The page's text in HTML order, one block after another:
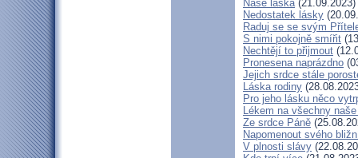
Naše láska(21.09.2023)
Nedostatek lásky
Raduj se se svým
S nimi pokojně smířit
Nechtějí to přijmout
Pronesena naprázdno
Jejich srdce stále
Láska rodiny
Pro jeho lásku něco
Lékem na všechny
Ze srdce Páně
Napomenout svého
V plnosti slávy